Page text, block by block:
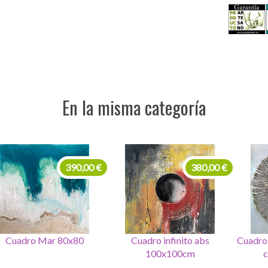
En la misma categoría
Cuadro Mar 80x80
390,00 €
Cuadro infinito abs
100x100cm
380,00 €